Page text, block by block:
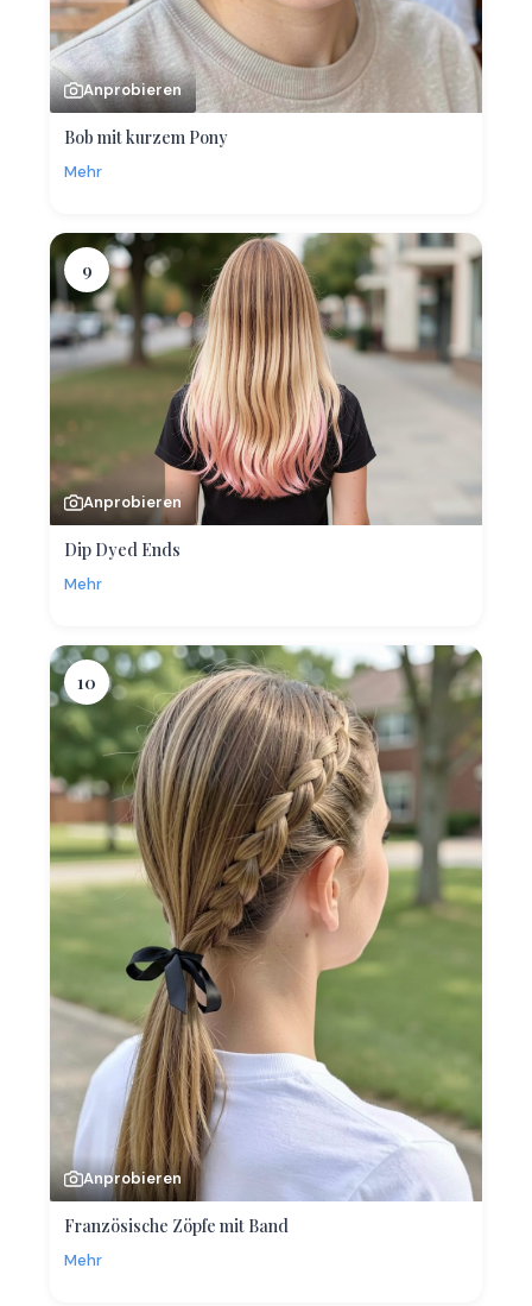
Anprobieren
Bob mit kurzem Pony
Mehr
9
Anprobieren
Dip Dyed Ends
Mehr
10
Anprobieren
Französische Zöpfe mit Band
Mehr